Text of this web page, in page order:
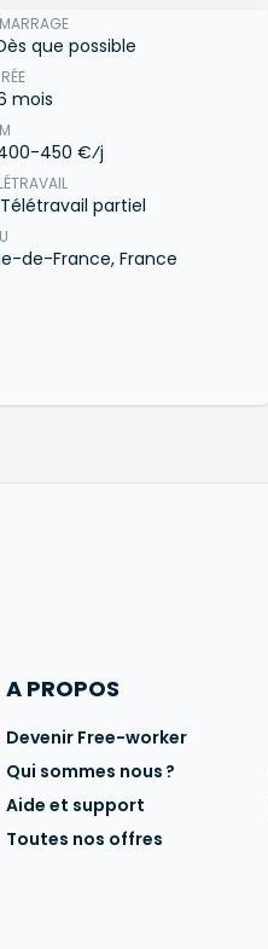
que possible
mois
450 €⁄j
Télétravail partiel
de-France, France
A PROPOS
Devenir Free-worker
Qui sommes nous ?
Aide et support
Toutes nos offres